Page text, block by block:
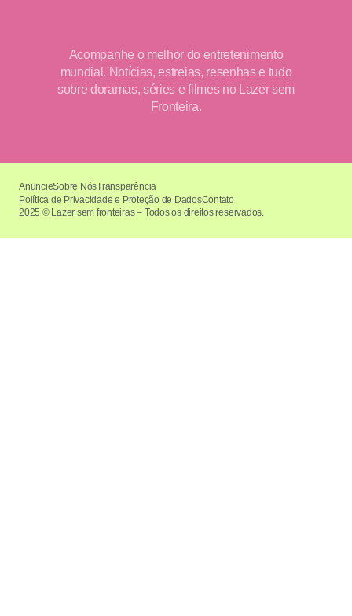
Acompanhe o melhor do entretenimento
mundial. Notícias, estreias, resenhas e tudo
sobre doramas, séries e filmes no Lazer sem
Fronteira.
2025 © Lazer sem fronteiras – Todos os direitos reservados.
AnuncieSobre NósTransparência
Política de Privacidade e Proteção de DadosContato